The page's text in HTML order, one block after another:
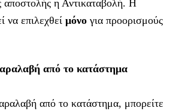
αποστολής η Αντικαταβολή. Η
να επιλεχθεί μόνο για προορισμούς
από το κατάστημα
από το κατάστημα, μπορείτε